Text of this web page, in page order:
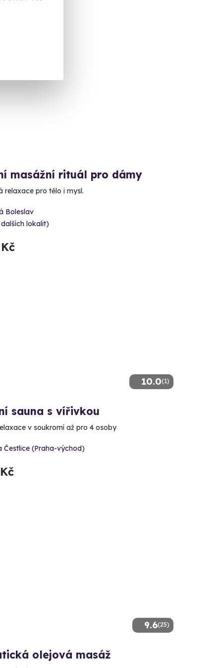
masážní rituál pro dámy
relaxace pro tělo i mysl.
Boleslav
lokalit)
10.0(1)
sauna s vířivkou
v soukromí až pro 4 osoby
Čestlice (Praha-východ)
9.6(25)
olejová masáž